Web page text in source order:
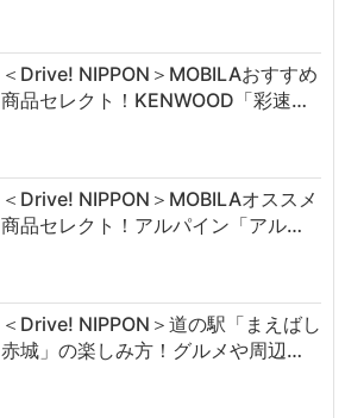
＜Drive! NIPPON＞MOBILAおすすめ
商品セレクト！KENWOOD「彩速…
＜Drive! NIPPON＞MOBILAオススメ
商品セレクト！アルパイン「アル…
＜Drive! NIPPON＞道の駅「まえばし
赤城」の楽しみ方！グルメや周辺…